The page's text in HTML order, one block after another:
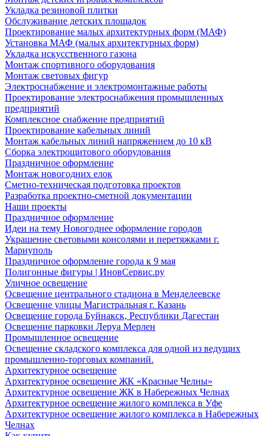
Укладка резиновой плитки
Обслуживание детских площадок
Проектирование малых архитектурных форм (МАФ)
Установка МАФ (малых архитектурных форм)
Укладка искусственного газона
Монтаж спортивного оборудования
Монтаж световых фигур
Электроснабжение и электромонтажные работы
Проектирование электроснабжения промышленных
предприятий
Комплексное снабжение предприятий
Проектирование кабельных линий
Монтаж кабельных линий напряжением до 10 кВ
Сборка электрощитового оборудования
Праздничное оформление
Монтаж новогодних елок
Сметно-техническая подготовка проектов
Разработка проектно-сметной документации
Наши проекты
Праздничное оформление
Идеи на тему Новогоднее оформление городов
Украшение световыми консолями и перетяжками г.
Мариуполь
Праздничное оформление города к 9 мая
Полигонные фигуры | ИновСервис.ру
Уличное освещение
Освещение центрального стадиона в Менделеевске
Освещение улицы Магистральная г. Казань
Освещение города Буйнакск, Республики Дагестан
Освещение парковки Леруа Мерлен
Промышленное освещение
Освещение складского комплекса для одной из ведущих
промышленно-торговых компаний.
Архитектурное освещение
Архитектурное освещение ЖК «Красные Челны»
Архитектурное освещение ЖК в Набережных Челнах
Архитектурное освещение жилого комплекса в Уфе
Архитектурное освещение жилого комплекса в Набережных
Челнах